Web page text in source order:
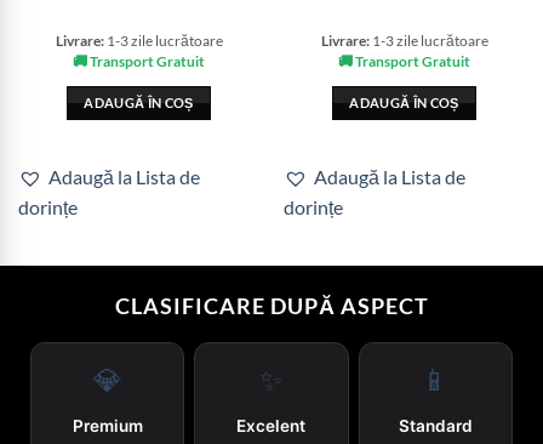
Livrare:1-3 zile lucrătoare
🚚 Transport Gratuit
ADAUGĂ ÎN COȘ
Adaugă la Lista de
dorințe
Livrare:1-3 zile lucrătoare
🚚 Transport Gratuit
ADAUGĂ ÎN COȘ
Adaugă la Lista de
dorințe
CLASIFICARE DUPĂ ASPECT
💎
Premium
✨
Excelent
📱
Standard